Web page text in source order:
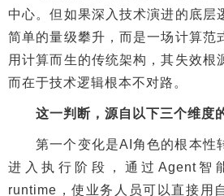
中心。但如果深入技术演进的底层
简单的量级攀升，而是一场计算范
用计算而生的传统架构，其失效根
而在于技术逻辑根本不对路。
这一判断，源自以下三个维度
第一个变化是AI角色的根本性
进入执行阶段，通过Agent智
runtime，使业务人员可以直接用